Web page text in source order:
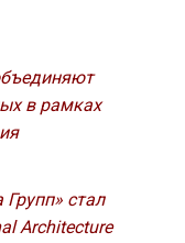
в рамках
стал
Architecture